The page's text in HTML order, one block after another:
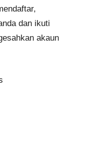
dan ikuti
akaun